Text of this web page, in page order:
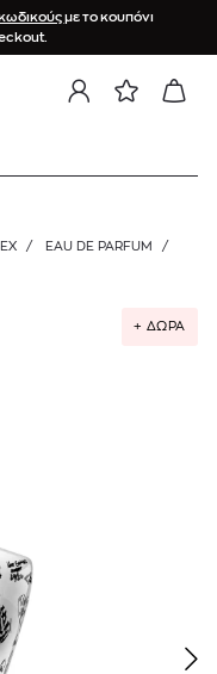
με το κουπόνι
/ EAU DE PARFUM
/
+ ΔΩΡΑ